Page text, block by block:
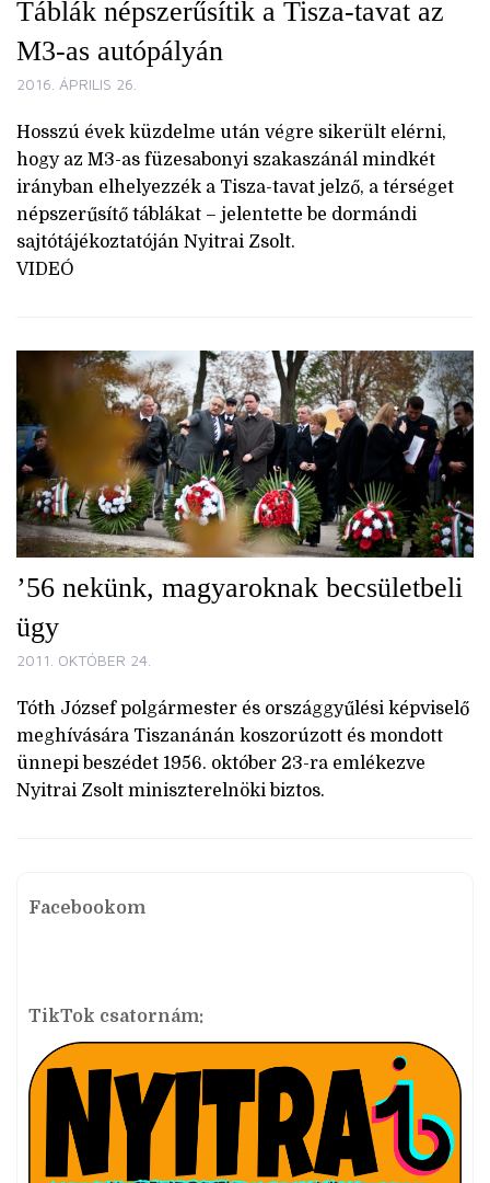
Táblák népszerűsítik a Tisza-tavat az
M3-as autópályán
2016. ÁPRILIS 26.
Hosszú évek küzdelme után végre sikerült elérni,
hogy az M3-as füzesabonyi szakaszánál mindkét
irányban elhelyezzék a Tisza-tavat jelző, a térséget
népszerűsítő táblákat – jelentette be dormándi
sajtótájékoztatóján Nyitrai Zsolt.
VIDEÓ
’56 nekünk, magyaroknak becsületbeli
ügy
2011. OKTÓBER 24.
Tóth József polgármester és országgyűlési képviselő
meghívására Tiszanánán koszorúzott és mondott
ünnepi beszédet 1956. október 23-ra emlékezve
Nyitrai Zsolt miniszterelnöki biztos.
Facebookom
TikTok csatornám: